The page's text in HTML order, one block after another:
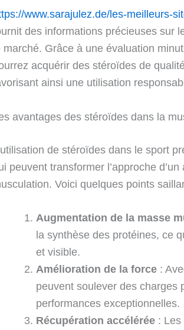
www.sarajulez.de/les-meilleurs-
des informations précieuses sur
marché. Grâce à une évaluation
acquérir des stéroïdes de
ainsi une utilisation
avantages des stéroïdes dans la
de stéroïdes dans le sport
peuvent transformer l’approche
Voici quelques points
Augmentation de la masse
la synthèse des protéines, ce
et visible.
Amélioration de la force :
peuvent soulever des charges
performances exceptionnelles.
Récupération accélérée : Les